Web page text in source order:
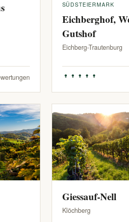
SÜDSTEIERMARK
Eichberghof,
Gutshof
Eichberg-Trautenburg
Giessauf-Nell
Klöchberg